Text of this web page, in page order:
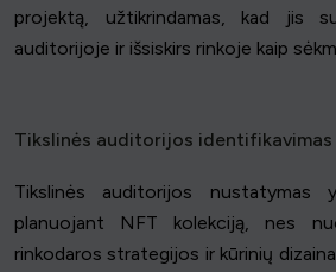
projektą, užtikrindamas, kad jis
auditorijoje ir išsiskirs rinkoje kaip
Tikslinės auditorijos identifikavimas
Tikslinės auditorijos nustatymas
planuojant NFT kolekciją, nes
rinkodaros strategijos ir kūrinių